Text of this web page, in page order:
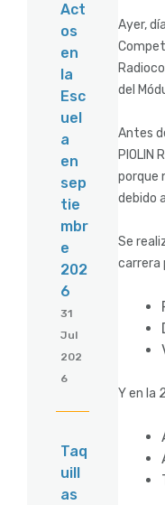
Act
os
en
la
Esc
uel
a
en
sep
tie
mbr
e
202
6
31
Jul
202
6
Taq
uill
as
Ayer,
del
Antes
PIOLIN
porque
debido
Se
carrera
Y en la